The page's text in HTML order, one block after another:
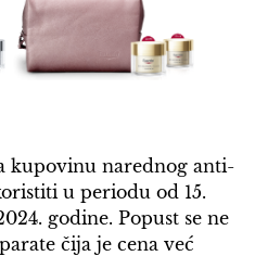
kupovinu narednog anti-
u periodu od 15.
godine. Popust se ne
čija je cena već